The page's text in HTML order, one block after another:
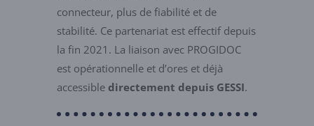
connecteur, plus de fiabilité et de
stabilité. Ce partenariat est effectif depuis
la fin 2021. La liaison avec PROGIDOC
est opérationnelle et d’ores et déjà
accessible directement depuis GESSI.